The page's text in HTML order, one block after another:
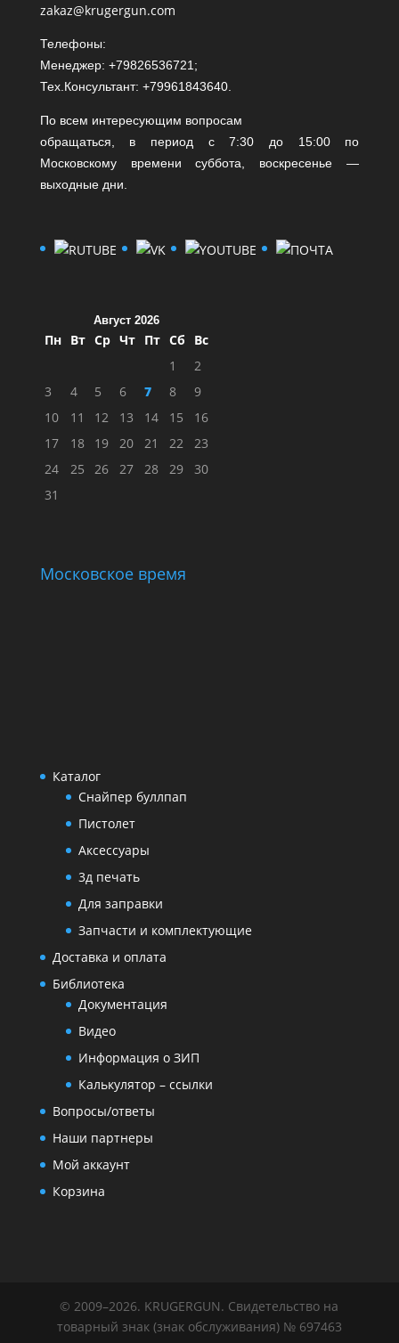
zakaz@krugergun.com
Телефоны:
Менеджер: +79826536721;
Тех.Консультант: +79961843640.
По всем интересующим вопросам
обращаться, в период с 7:30 до 15:00 по
Московскому времени суббота, воскресенье —
выходные дни.
Август 2026
Пн Вт Ср Чт Пт Сб
Вс
1
2
3
4 5 6 7 8
9
10
11 12 13 14 15
16
17
18 19 20 21 22
23
24
25 26 27 28 29
30
31
Московское время
Каталог
Снайпер буллпап
Пистолет
Аксессуары
3д печать
Для заправки
Запчасти и комплектующие
Доставка и оплата
Библиотека
Документация
Видео
Информация о ЗИП
Калькулятор – ссылки
Вопросы/ответы
Наши партнеры
Мой аккаунт
Корзина
© 2009–2026. KRUGERGUN. Свидетельство на
товарный знак (знак обслуживания) № 697463